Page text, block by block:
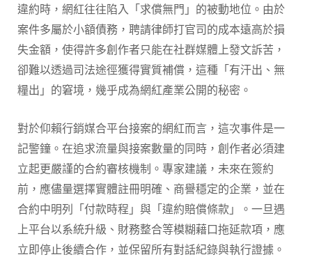
違約時，網紅往往陷入「求償無門」的被動地位。由於
案件多屬於小額債務，聘請律師打官司的成本遠高於損
失金額，使得許多創作者只能在社群媒體上發文訴苦，
卻難以透過司法途徑獲得實質補償，這種「有汗出、無
糧出」的窘境，幾乎成為網紅產業公開的秘密。
對於仰賴行銷媒合平台接案的網紅而言，這次事件是一
記警鐘。在追求流量與接案數量的同時，創作者必須建
立起更嚴謹的合約審核機制。專家建議，未來在簽約
前，應儘量選擇實體註冊明確、商譽穩定的企業，並在
合約中明列「付款時程」與「違約賠償條款」。一旦遇
上平台以系統升級、財務整合等模糊藉口拖延款項，應
立即停止後續合作，並保留所有對話紀錄與執行證據。